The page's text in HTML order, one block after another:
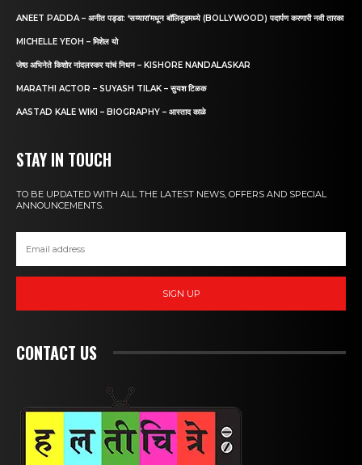
ANEET PADDA – अनीत पड्डा: ‘सय्यारा’मधून बॉलिवूडमध्ये (BOLLYWOOD) पदार्पण करणारी नवी तारका
MICHELLE YEOH – मिशेल यो
जेष्ठ अभिनेते किशोर नांदलस्कर यांचं निधन – KISHORE NANDALASKAR
MARATHI ACTOR – SUYASH TILAK – सुयश टिळक
AASTAD KALE WIKI – BIOGRAPHY – आस्ताद काळे
STAY IN TOUCH
TO BE UPDATED WITH ALL THE LATEST NEWS, OFFERS AND SPECIAL
ANNOUNCEMENTS.
SIGN UP
CONTACT US